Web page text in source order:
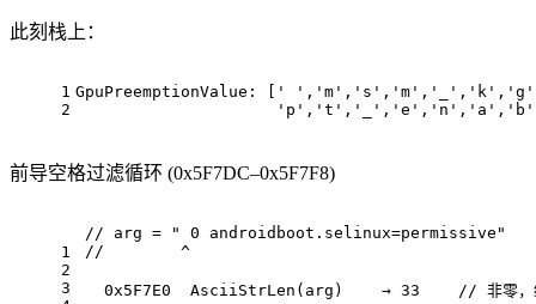
此刻栈上：
1
2
GpuPreemptionValue: [ ' ' , 'm' , 's' , 'm' , '_' , 'k' , 'g'
'p' , 't' , '_' , 'e' , 'n' , 'a' , 'b'
前导空格过滤循环 (0x5F7DC–0x5F7F8)
1
2
3
// arg = " 0 androidboot.selinux=permissive"
//        ^
0x5F7E0
  AsciiStrLen(arg)    →
33
// 非零，